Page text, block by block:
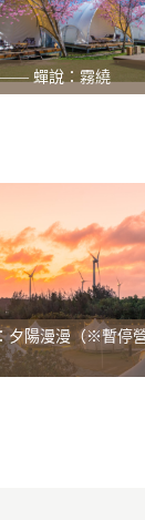
蟬說：霧繞
夕陽漫漫（※暫停